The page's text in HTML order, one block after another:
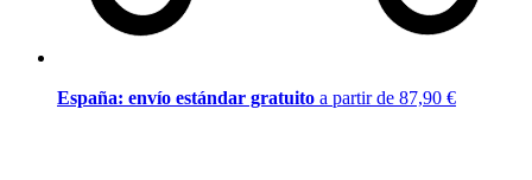
España: envío estándar gratuito a partir de 87,90 €